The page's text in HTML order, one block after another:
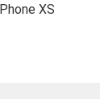
XS